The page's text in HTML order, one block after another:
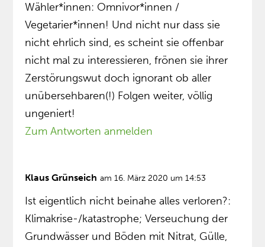
Wähler*innen: Omnivor*innen /
Vegetarier*innen! Und nicht nur dass sie
nicht ehrlich sind, es scheint sie offenbar
nicht mal zu interessieren, frönen sie ihrer
Zerstörungswut doch ignorant ob aller
unübersehbaren(!) Folgen weiter, völlig
ungeniert!
Zum Antworten anmelden
Klaus Grünseich am 16. März 2020 um 14:53
Ist eigentlich nicht beinahe alles verloren?:
Klimakrise-/katastrophe; Verseuchung der
Grundwässer und Böden mit Nitrat, Gülle,